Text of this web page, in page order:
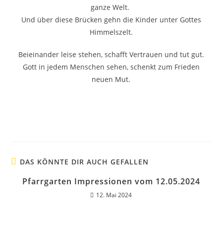
ganze Welt.
Und über diese Brücken gehn die Kinder unter Gottes
Himmelszelt.
Beieinander leise stehen, schafft Vertrauen und tut gut.
Gott in jedem Menschen sehen, schenkt zum Frieden
neuen Mut.
DAS KÖNNTE DIR AUCH GEFALLEN
Pfarrgarten Impressionen vom 12.05.2024
12. Mai 2024